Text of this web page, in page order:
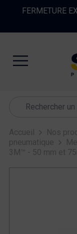
FERMETURE
Accueil Nos
pneumatique
3M™ - 50 mm et